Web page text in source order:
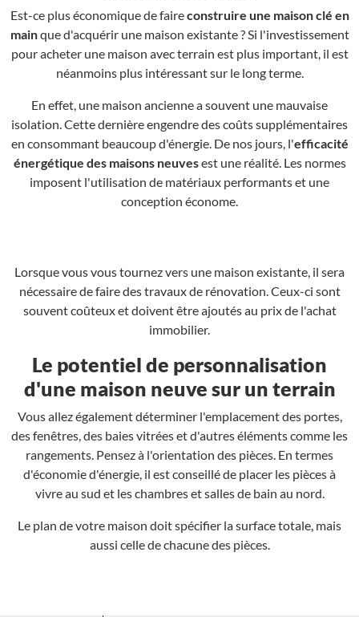
Est-ce plus économique de faireconstruire une maison clé en
mainque d'acquérir une maison existante ? Si l'investissement
pour acheter une maison avec terrain est plus important, il est
néanmoins plus intéressant sur le long terme.
En effet, une maison ancienne a souvent une mauvaise
isolation. Cette dernière engendre des coûts supplémentaires
en consommant beaucoup d'énergie. De nos jours, l'efficacité
énergétique des maisons neuvesest une réalité. Les normes
imposent l'utilisation de matériaux performants et une
conception économe.
Lorsque vous vous tournez vers une maison existante, il sera
nécessaire de faire des travaux de rénovation. Ceux-ci sont
souvent coûteux et doivent être ajoutés au prix de l'achat
immobilier.
Le potentiel de personnalisation
d'une maison neuve sur un terrain
Vous allez également déterminer l'emplacement des portes,
des fenêtres, des baies vitrées et d'autres éléments comme les
rangements. Pensez à l'orientation des pièces. En termes
d'économie d'énergie, il est conseillé de placer les pièces à
vivre au sud et les chambres et salles de bain au nord.
Le plan de votre maison doit spécifier la surface totale, mais
aussi celle de chacune des pièces.